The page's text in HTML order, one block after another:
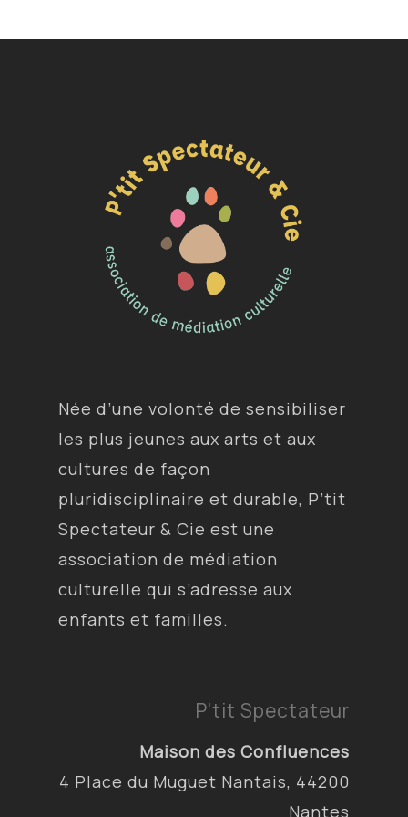
Née d’une volonté de sensibiliser
les plus jeunes aux arts et aux
cultures de façon
pluridisciplinaire et durable, P’tit
Spectateur & Cie est une
association de médiation
culturelle qui s’adresse aux
enfants et familles.
P’tit Spectateur
Maison des Confluences
4 Place du Muguet Nantais, 44200
Nantes